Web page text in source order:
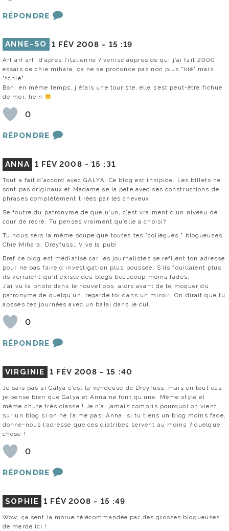
RÉPONDRE
ANNE-SO 1 FÉV 2008 - 15 :19
Arf arf arf, d’après l’italienne ? venise auprès de qui j’ai fait 2000
essais de chie mihara, ça ne se prononce pas non plus "kié" mais
"tchié"
Bon, en même temps, j’étais une touriste, elle s’est peut-être fichue
de moi, hein
0
RÉPONDRE
ANNA 1 FÉV 2008 -15 :31
Tout a fait d’accord avec GALYA. Ce blog est insipide. Les billets ne
sont pas originaux et Madame se la pete avec ses constructions de
phrases complètement tirées par les cheveux.
Se foutre du patronyme de quelu’un, c’est vraiment d’un niveau de
cour de récré. Tu penses vraiment qu’elle a choisi?
Tu nous sers la même soupe que toutes tes "collègues " blogueuses.
Chie Mihara, Dreyfuss… Vive la pub!
Bref ce blog est médiatisé car les journalistes se refilent ton adresse
pour ne pas faire d’investigation plus poussée. S’ils fouillaient plus,
ils verraient qu’il existe des blogs beaucoup moins fades.
J’ai vu ta photo dans le nouvel obs, alors avant de te moquer du
patronyme de quelqu’un, regarde toi dans un miroir… On dirait que tu
apsses tes journées avec un balai dans le cul.
0
RÉPONDRE
VIRGINIE 1 FÉV 2008 -15 :40
Je sais pas si Galya c’est la vendeuse de Dreyfuss, mais en tout cas
je pense bien que Galya et Anna ne font qu’une. Même style et
même chute très classe ! Je n’ai jamais compris pourquoi on vient
sur un blog si on ne l’aime pas. Anna, si tu tiens un blog moins fade,
donne-nous l’adresse que ces diatribes servent au moins ? quelque
chose !
0
RÉPONDRE
SOPHIE 1 FÉV 2008 - 15 :49
Wow, ça sent la morue télécommandée par des grosses blogueuses
de merde ici !